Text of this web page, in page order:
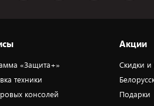
«Защита+»
техники
консолей
Акции
Скидки
Подарки